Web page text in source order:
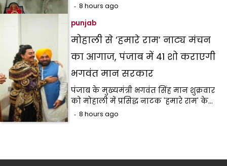
8 hours ago
punjab
मोहाली से ‘हमारे राम’ नाट्य मंचन
का आगाज, पंजाब में 41 शो कराएगी
भगवंत मान सरकार
पंजाब के मुख्यमंत्री भगवंत सिंह मान शुक्रवार
को मोहाली में प्रसिद्ध नाटक 'हमारे राम' के…
8 hours ago